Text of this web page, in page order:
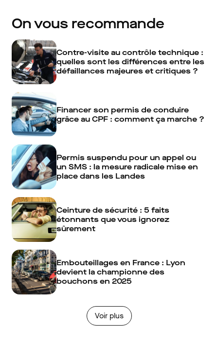
On vous recommande
Contre-visite au contrôle technique :
quelles sont les différences entre les
défaillances majeures et critiques ?
Financer son permis de conduire
grâce au CPF : comment ça marche ?
Permis suspendu pour un appel ou
un SMS : la mesure radicale mise en
place dans les Landes
Ceinture de sécurité : 5 faits
étonnants que vous ignorez
sûrement
Embouteillages en France : Lyon
devient la championne des
bouchons en 2025
Voir plus